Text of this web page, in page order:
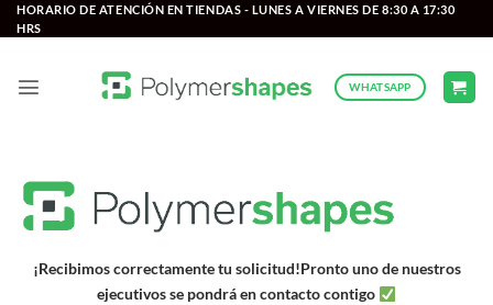
Saltar
al
HORARIO DE ATENCIÓN EN TIENDAS - LUNES A VIERNES DE 8:30 A 17:30
HRS
WHATSAPP
¡Recibimos correctamente tu solicitud!Pronto uno de nuestros
ejecutivos se pondrá en contacto contigo